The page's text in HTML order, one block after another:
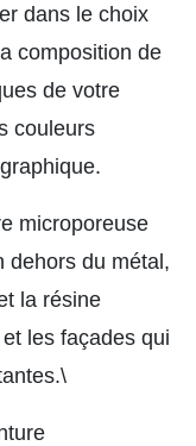
dans le choix
composition de
de votre
couleurs
microporeuse
dehors du métal,
la résine
les façades qui